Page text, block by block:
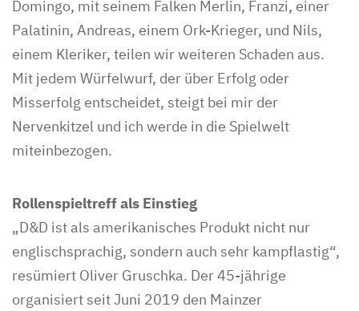
Domingo, mit seinem Falken Merlin, Franzi, einer
Palatinin, Andreas, einem Ork-Krieger, und Nils,
einem Kleriker, teilen wir weiteren Schaden aus.
Mit jedem Würfelwurf, der über Erfolg oder
Misserfolg entscheidet, steigt bei mir der
Nervenkitzel und ich werde in die Spielwelt
miteinbezogen.
Rollenspieltreff als Einstieg
„D&D ist als amerikanisches Produkt nicht nur
englischsprachig, sondern auch sehr kampflastig“,
resümiert Oliver Gruschka. Der 45-jährige
organisiert seit Juni 2019 den Mainzer